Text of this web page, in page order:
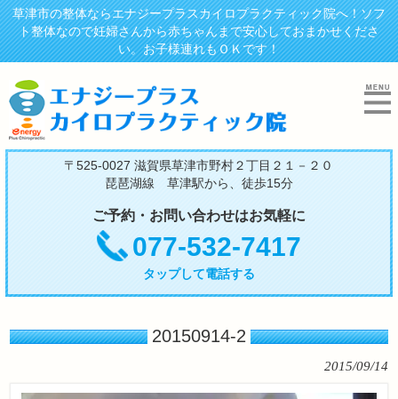
草津市の整体ならエナジープラスカイロプラクティック院へ！ソフ
ト整体なので妊婦さんから赤ちゃんまで安心しておまかせくださ
い。お子様連れもＯＫです！
〒525-0027 滋賀県草津市野村２丁目２１－２０
琵琶湖線 草津駅から、徒歩15分
ご予約・お問い合わせはお気軽に
077-532-7417
タップして電話する
20150914-2
2015/09/14